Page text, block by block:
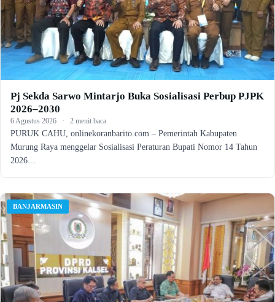
Pj Sekda Sarwo Mintarjo Buka Sosialisasi Perbup PJPK
2026–2030
6 Agustus 2026 · 2 menit baca
PURUK CAHU, onlinekoranbarito.com – Pemerintah Kabupaten
Murung Raya menggelar Sosialisasi Peraturan Bupati Nomor 14 Tahun
2026…
BANJARMASIN